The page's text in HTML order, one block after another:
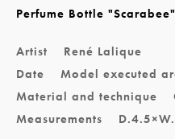
Perfume Bottle
Artist
René Lalique
Date
Model executed
Material and technique
Measurements